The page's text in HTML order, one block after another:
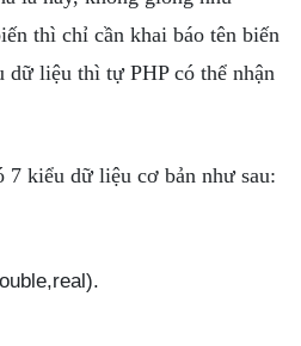
thì chỉ cần khai báo tên biến
dữ liệu thì tự PHP có thể nhận
7 kiểu dữ liệu cơ bản như sau: